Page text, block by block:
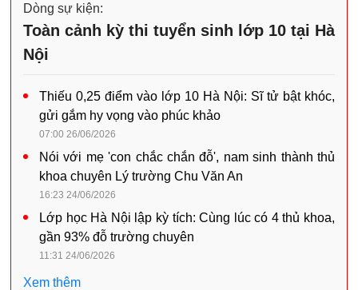
Dòng sự kiện:
Toàn cảnh kỳ thi tuyển sinh lớp 10 tại Hà
Nội
Thiếu 0,25 điểm vào lớp 10 Hà Nội: Sĩ tử bật khóc,
gửi gắm hy vọng vào phúc khảo
07:00 26/06/2026
Nói với mẹ 'con chắc chắn đỗ', nam sinh thành thủ
khoa chuyên Lý trường Chu Văn An
16:23 24/06/2026
Lớp học Hà Nội lập kỳ tích: Cùng lúc có 4 thủ khoa,
gần 93% đỗ trường chuyên
11:31 24/06/2026
Xem thêm